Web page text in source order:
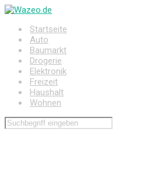
Zum
springenStartseite
Auto
Baumarkt
Drogerie
Elektronik
Freizeit
Haushalt
Wohnen